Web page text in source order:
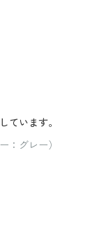
ています。
：グレー）